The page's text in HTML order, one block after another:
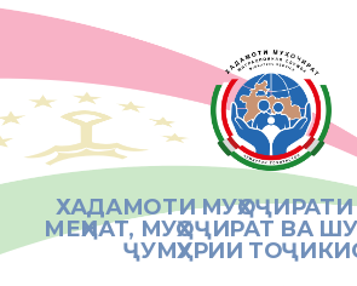
ХАДАМОТИ
МЕҲНАТ, МУҲОҶИРАТ ВА
ҶУМҲУРИИ